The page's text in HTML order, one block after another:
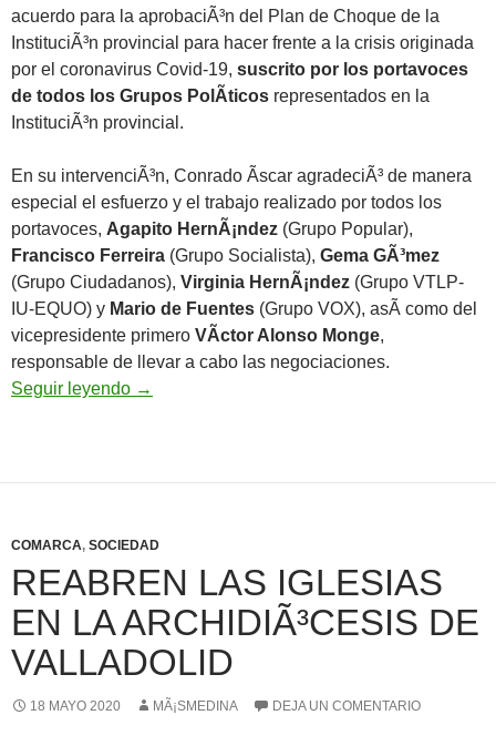
acuerdo para la aprobaciÃ³n del Plan de Choque de la
InstituciÃ³n provincial para hacer frente a la crisis originada
por el coronavirus Covid-19, suscrito por los portavoces
de todos los Grupos PolÃ­ticos representados en la
InstituciÃ³n provincial.
En su intervenciÃ³n, Conrado Ãscar agradeciÃ³ de manera
especial el esfuerzo y el trabajo realizado por todos los
portavoces, Agapito HernÃ¡ndez (Grupo Popular),
Francisco Ferreira (Grupo Socialista), Gema GÃ³mez
(Grupo Ciudadanos), Virginia HernÃ¡ndez (Grupo VTLP-
IU-EQUO) y Mario de Fuentes (Grupo VOX), asÃ­ como del
vicepresidente primero VÃ­ctor Alonso Monge,
responsable de llevar a cabo las negociaciones.
Seguir leyendo Unanimidad en el ‘plan de choque’ de la
→
COMARCA, SOCIEDAD
REABREN LAS IGLESIAS
EN LA ARCHIDIÃ³CESIS DE
VALLADOLID
18 MAYO 2020 MÃ¡SMEDINA DEJA UN COMENTARIO